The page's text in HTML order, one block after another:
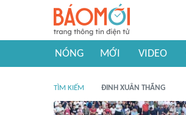
NÓNG MỚI VIDEO
TÌM KIẾM ĐINH XUÂN THẮNG